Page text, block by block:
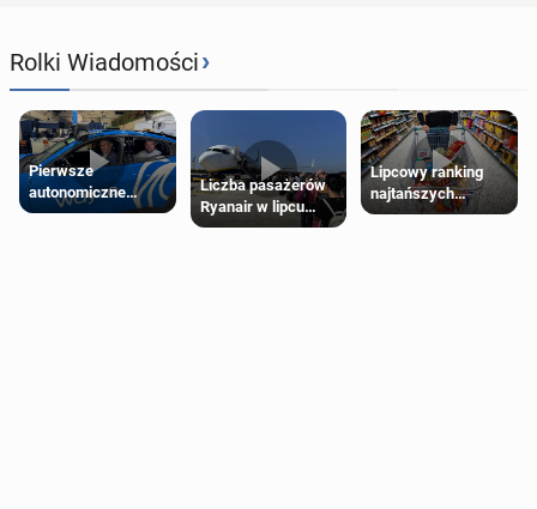
Rolki Wiadomości›
Pierwsze
autonomiczne
Ubery pojawią się
Liczba pasażerów
Ryanair w lipcu
pobiła rekord
Lipcowy ranking
najtańszych
supermarketów